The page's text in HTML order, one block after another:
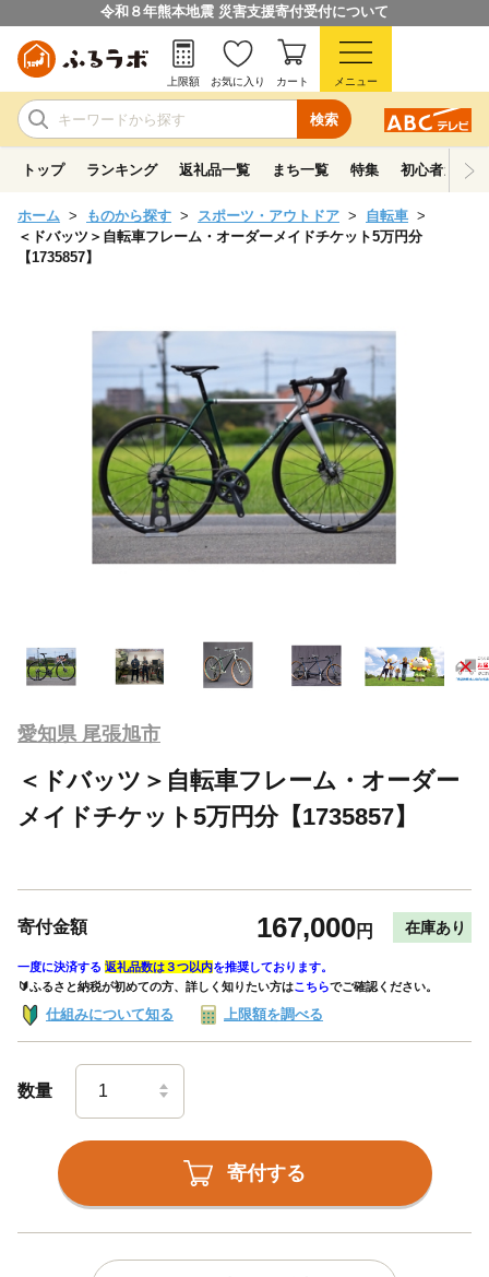
令和８年熊本地震 災害支援寄付受付について
検索
上限額 お気に入り カート メニュー
トップ ランキング 返礼品一覧 まち一覧 特集 初心者ガイド
ホーム ものから探す スポーツ・アウトドア
自転車
＜ドバッツ＞自転車フレーム・オーダーメイドチケット5万円分
【1735857】
愛知県 尾張旭市
＜ドバッツ＞自転車フレーム・オーダー
メイドチケット5万円分【1735857】
寄付金額 167,000円 在庫あり
一度に決済する 返礼品数は３つ以内を推奨しております。
🔰ふるさと納税が初めての方、詳しく知りたい方はこちらでご確認ください。
仕組みについて知る 上限額を調べる
数量
寄付する